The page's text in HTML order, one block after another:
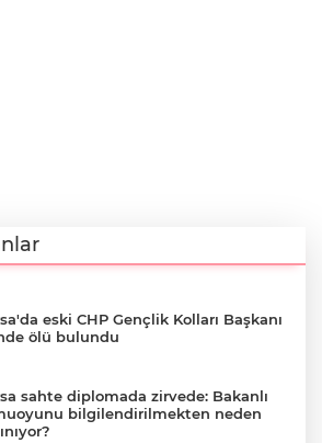
eski CHP Gençlik Kolları Başkanı
ölü bulundu
sahte diplomada zirvede: Bakanlı
bilgilendirilmekten neden